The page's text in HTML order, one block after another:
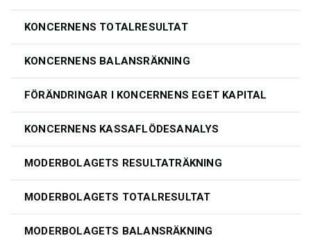
KONCERNENS TOTALRESULTAT
KONCERNENS BALANSRÄKNING
FÖRÄNDRINGAR I KONCERNENS EGET KAPITAL
KONCERNENS KASSAFLÖDESANALYS
MODERBOLAGETS RESULTATRÄKNING
MODERBOLAGETS TOTALRESULTAT
MODERBOLAGETS BALANSRÄKNING